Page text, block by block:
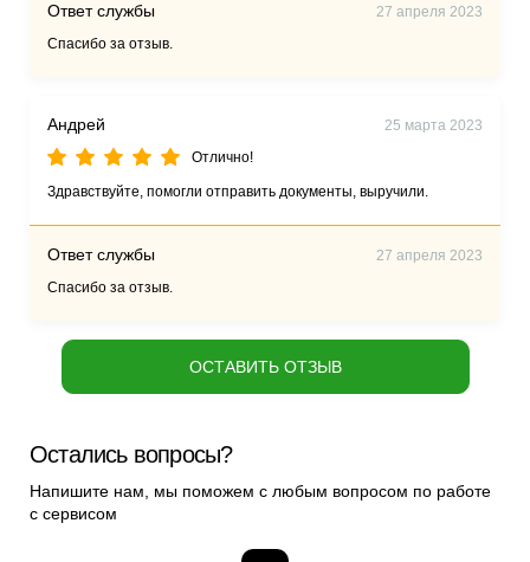
Ответ службы
27 апреля 2023
Спасибо за отзыв.
Андрей
25 марта 2023
Отлично!
Здравствуйте, помогли отправить документы, выручили.
Ответ службы
27 апреля 2023
Спасибо за отзыв.
ОСТАВИТЬ ОТЗЫВ
Остались вопросы?
Напишите нам, мы поможем с любым вопросом по работе
с сервисом